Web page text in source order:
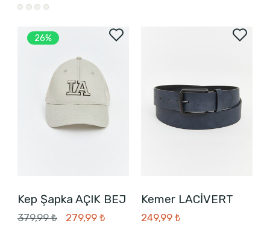
26%
Kep Şapka AÇIK BEJ
379,99 ₺ 279,99 ₺
Kemer LACİVERT
249,99 ₺